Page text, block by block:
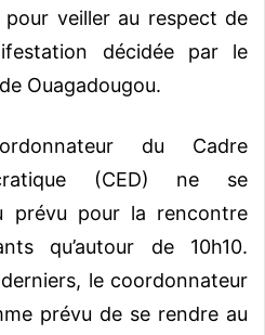
veiller au respect de
décidée par le
Ouagadougou.
du Cadre
(CED) ne se
prévu pour la rencontre
qu’autour de 10h10.
le coordonnateur
prévu de se rendre au